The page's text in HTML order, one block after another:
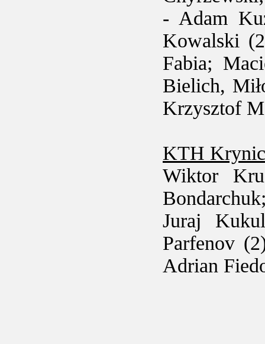
- Adam
Kowalski
Fabia;
Bielich,
Krzysztof
KTH
Wiktor
Juraj
Parfenov
Adrian